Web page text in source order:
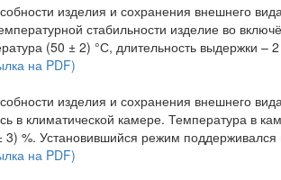
изделия и сохранения внешнего
стабильности изделие во
(50 ± 2) °С, длительность выдержки –
на PDF)
изделия и сохранения внешнего
в климатической камере. Температура в
%. Установившийся режим поддерживался
на PDF)